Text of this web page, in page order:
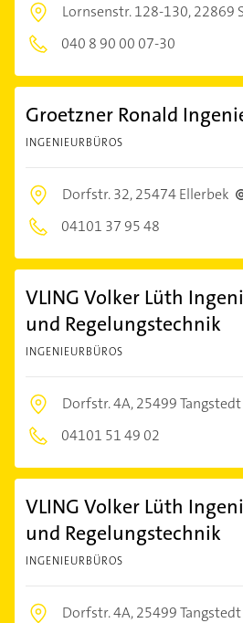
Lornsenstr. 128-130,22869
040 8 90 00 07-30
Groetzner Ronald
INGENIEURBÜROS
Dorfstr. 32,25474 Ellerbek
04101 37 95 48
VLING Volker Lüth
und Regelungstechnik
INGENIEURBÜROS
Dorfstr. 4A,25499 Tangstedt
04101 51 49 02
VLING Volker Lüth
und Regelungstechnik
INGENIEURBÜROS
Dorfstr. 4A,25499 Tangstedt